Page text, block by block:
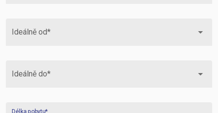
Ideálně od* arrow_drop_down
Ideálně do* arrow_drop_down
Délka pobytu*